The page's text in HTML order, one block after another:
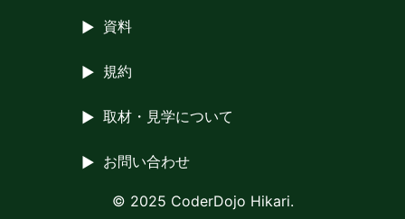
資料
規約
取材・見学について
お問い合わせ
© 2025 CoderDojo Hikari.